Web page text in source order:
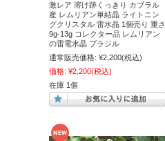
激レア 溶け跡くっきり カブラル
産 レムリアン単結晶 ライトニン
グクリスタル 雷水晶 1個売り 重さ
9g-13g コレクター品 レムリアン
の雷電水晶 ブラジル
通常販売価格: ¥2,200(税込)
価格: ¥2,200(税込)
在庫 1個